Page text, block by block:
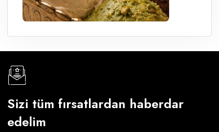
Sizi tüm fırsatlardan haberdar
edelim